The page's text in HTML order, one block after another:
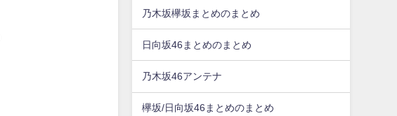
乃木坂欅坂まとめのまとめ
日向坂46まとめのまとめ
乃木坂46アンテナ
欅坂/日向坂46まとめのまとめ